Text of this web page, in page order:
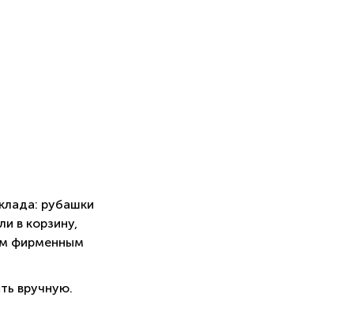
рубашки
в корзину,
фирменным
вручную.